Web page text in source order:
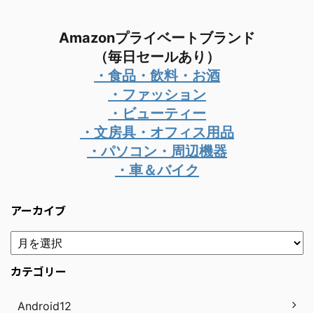
Amazonプライベートブランド
（毎日セールあり）
・食品・飲料・お酒
・ファッション
・ビューティー
・文房具・オフィス用品
・パソコン・周辺機器
・車＆バイク
アーカイブ
カテゴリー
Android12